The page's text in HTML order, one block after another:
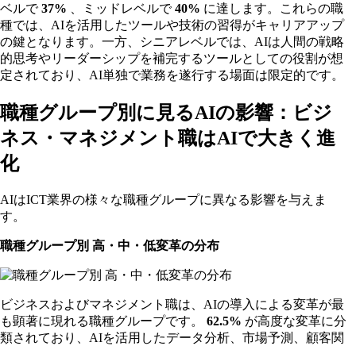
ベルで37% 、ミッドレベルで40% に達します。これらの職
種では、AIを活用したツールや技術の習得がキャリアアップ
の鍵となります。一方、シニアレベルでは、AIは人間の戦略
的思考やリーダーシップを補完するツールとしての役割が想
定されており、AI単独で業務を遂行する場面は限定的です。
職種グループ別に見るAIの影響：ビジ
ネス・マネジメント職はAIで大きく進
化
AIはICT業界の様々な職種グループに異なる影響を与えま
す。
職種グループ別 高・中・低変革の分布
ビジネスおよびマネジメント職は、AIの導入による変革が最
も顕著に現れる職種グループです。 62.5% が高度な変革に分
類されており、AIを活用したデータ分析、市場予測、顧客関